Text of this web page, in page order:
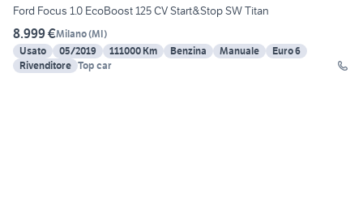
Ford Focus 1.0 EcoBoost 125 CV Start&Stop SW Titan
8.999 €Milano(MI)
Usato
05/2019 111000 Km Benzina Manuale
Euro 6
Rivenditore Top car